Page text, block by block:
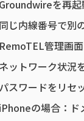
を再起
じ内線番号で別
管理画
ットワーク状況
スワードをリセ
の場合：ド